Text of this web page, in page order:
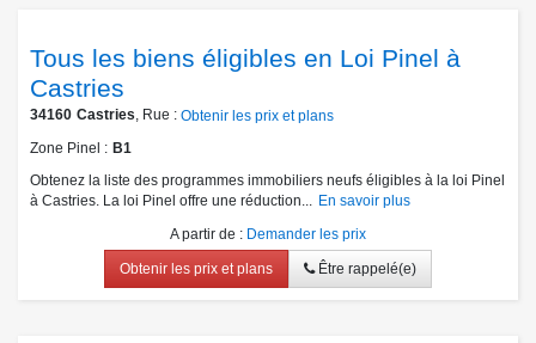
Tous les biens éligibles en Loi Pinel à
Castries
34160 Castries , Rue : Obtenir les prix et plans
Zone Pinel
B1
Obtenez la liste des programmes immobiliers neufs éligibles à la loi Pinel
à Castries. La loi Pinel offre une réduction...
En savoir plus
A partir de : Demander les prix
Obtenir les prix et plans Être rappelé(e)